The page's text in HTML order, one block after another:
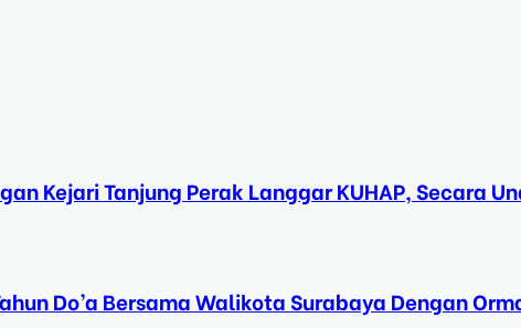
Kejari Tanjung Perak Langgar KUHAP, Secara
Do’a Bersama Walikota Surabaya Dengan